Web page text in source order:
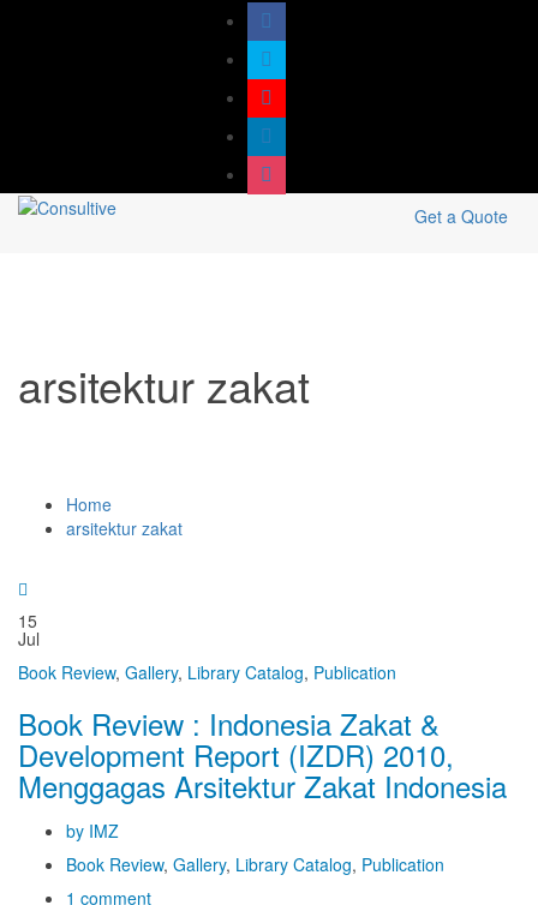
Get a Quote
arsitektur zakat
Home
arsitektur zakat
15
Jul
Book Review, Gallery, Library Catalog, Publication
Book Review : Indonesia Zakat &
Development Report (IZDR) 2010,
Menggagas Arsitektur Zakat Indonesia
by IMZ
Book Review, Gallery, Library Catalog, Publication
1 comment